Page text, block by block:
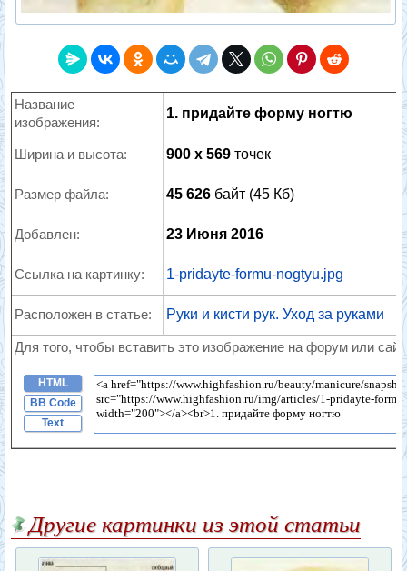
Название
изображения:
1. придайте форму ногтю
Ширина и высота: 900 x 569 точек
Размер файла: 45 626 байт (45 Кб)
Добавлен: 23 Июня 2016
Ссылка на картинку: 1-pridayte-formu-nogtyu.jpg
Расположен в статье: Руки и кисти рук. Уход за руками
Для того, чтобы вставить это изображение на форум или
HTML
BB Code
Text
Другие картинки из этой статьи